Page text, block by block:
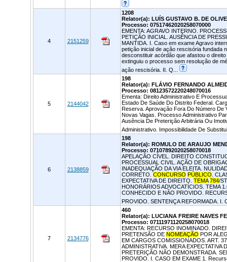
4 2151259
1208
Relator(a): LUÍS GUSTAVO B. DE
Processo: 07517462020258070000
EMENTA: AGRAVO INTERNO.
PETIÇÃO INICIAL. AUSÊNCIA DE
MANTIDA. I. Caso em exame Agravo
petição inicial de ação rescisória fundada
desconstituir acórdão que afastou o
extinguiu o processo sem resolução de
ação rescisória. II. Q...
5 2144042
198
Relator(a): FLÁVIO FERNANDO
Processo: 08123572220248070016
Ementa: Direito Administrativo E
Estado De Saúde Do Distrito Federal.
Reserva. Aprovação Fora Do Número De
Novas Vagas. Processo Administrativo
Ausência De Preterição Arbitrária Ou
Administrativo. Impossibilidade De
6 2138859
198
Relator(a): ROMULO DE ARAUJO
Processo: 07107892020258070018
APELAÇÃO CÍVEL. DIREITO
PROCESSUAL CIVIL. AÇÃO DE
INADEQUAÇÃO DA VIA ELEITA.
CORRETO. CONCURSO PÚBLICO .
EXPECTATIVA DE DIREITO. TEMA 784/
HONORÁRIOS ADVOCATÍCIOS. TEMA
CONHECIDO E NÃO PROVIDO.
PROVIDO. SENTENÇA REFORMADA. I.
7 2134776
460
Relator(a): LUCIANA FREIRE NAVES
Processo: 07111971120258070018
EMENTA: RECURSO INOMINADO.
PRETENSÃO DE NOMEAÇÃO POR
EM CARGOS COMISSIONADOS. ART.
ADMINISTRATIVA. MERA EXPECTATIVA
PRETERIÇÃO NÃO DEMONSTRADA.
PROVIDO. I. CASO EM EXAME 1.